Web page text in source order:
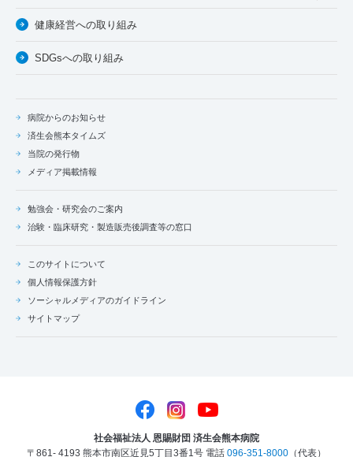
病院からのお知らせ
済生会熊本タイムズ
当院の発行物
メディア掲載情報
勉強会・研究会のご案内
治験・臨床研究・製造販売後調査等の窓口
このサイトについて
個人情報保護方針
ソーシャルメディアのガイドライン
サイトマップ
健康経営への取り組み
SDGsへの取り組み
社会福祉法人 恩賜財団 済生会熊本病院
〒861- 4193 熊本市南区近見5丁目3番1号 電話 096-351-8000 （代表）